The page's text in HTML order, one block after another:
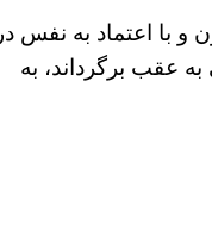
و با اعتماد به نفس در
عقب برگرداند، به